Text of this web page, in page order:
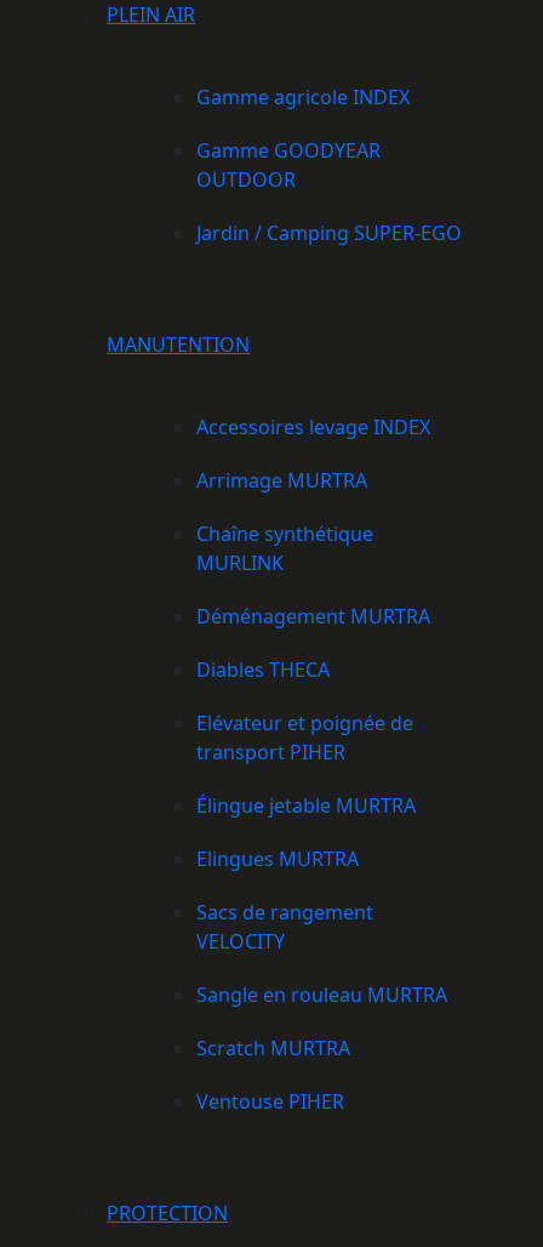
PLEIN AIR
Gamme agricole INDEX
Gamme GOODYEAR
OUTDOOR
Jardin / Camping SUPER-EGO
MANUTENTION
Accessoires levage INDEX
Arrimage MURTRA
Chaîne synthétique
MURLINK
Déménagement MURTRA
Diables THECA
Elévateur et poignée de
transport PIHER
Élingue jetable MURTRA
Elingues MURTRA
Sacs de rangement
VELOCITY
Sangle en rouleau MURTRA
Scratch MURTRA
Ventouse PIHER
PROTECTION